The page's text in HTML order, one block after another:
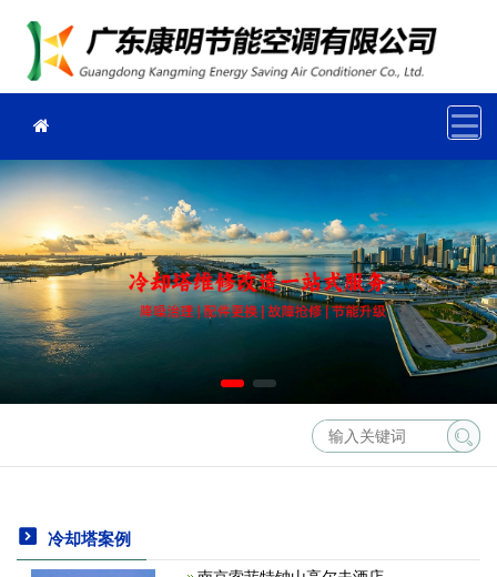
冷却塔案例